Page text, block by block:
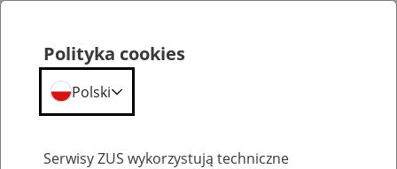
Polityka cookies
Polski
Serwisy ZUS wykorzystują techniczne